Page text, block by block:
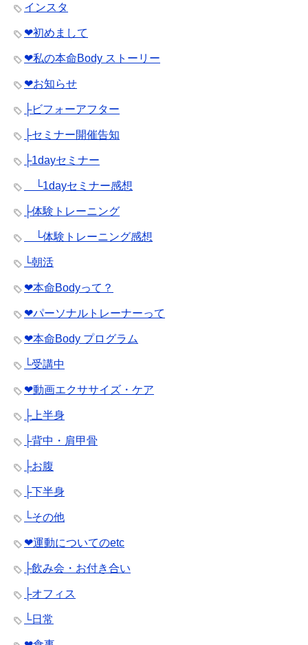
インスタ
❤︎初めまして
❤︎私の本命Body ストーリー
❤︎お知らせ
├ビフォーアフター
├セミナー開催告知
├1dayセミナー
└1dayセミナー感想
├体験トレーニング
└体験トレーニング感想
└朝活
❤︎本命Bodyって？
❤︎パーソナルトレーナーって
❤︎本命Body プログラム
└受講中
❤︎動画エクササイズ・ケア
├上半身
├背中・肩甲骨
├お腹
├下半身
└その他
❤︎運動についてのetc
├飲み会・お付き合い
├オフィス
└日常